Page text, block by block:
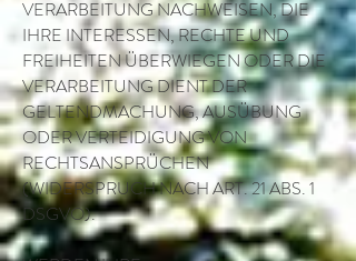
VERARBEITUNG NACHWEISEN, DIE
IHRE INTERESSEN, RECHTE UND
FREIHEITEN ÜBERWIEGEN ODER DIE
VERARBEITUNG DIENT DER
GELTENDMACHUNG, AUSÜBUNG
ODER VERTEIDIGUNG VON
RECHTSANSPRÜCHEN
(WIDERSPRUCH NACH ART. 21 ABS. 1
DSGVO).